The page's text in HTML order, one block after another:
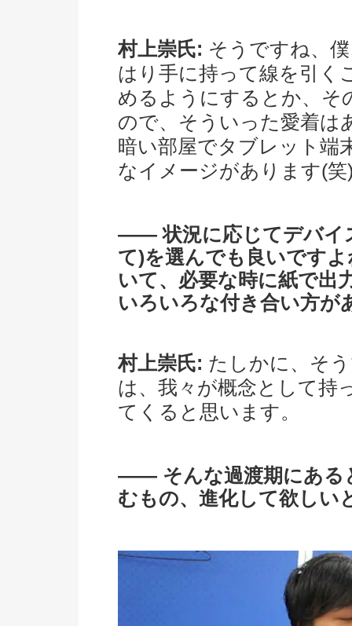
村上崇氏: そうですね、
はり手に持って線を引く
めるようにするとか、そ
ので、そういった愛着は
暗い部屋でタブレット端
なイメージがあります(笑
―― 状況に応じてデバイ
て)を選んでも良いです
いて、必要な時に紙で出
いろいろな付き合い方が
村上崇氏: たしかに、そ
は、我々が概念として持
てくると思います。
―― そんな過渡期にある
むもの、進化して欲しい